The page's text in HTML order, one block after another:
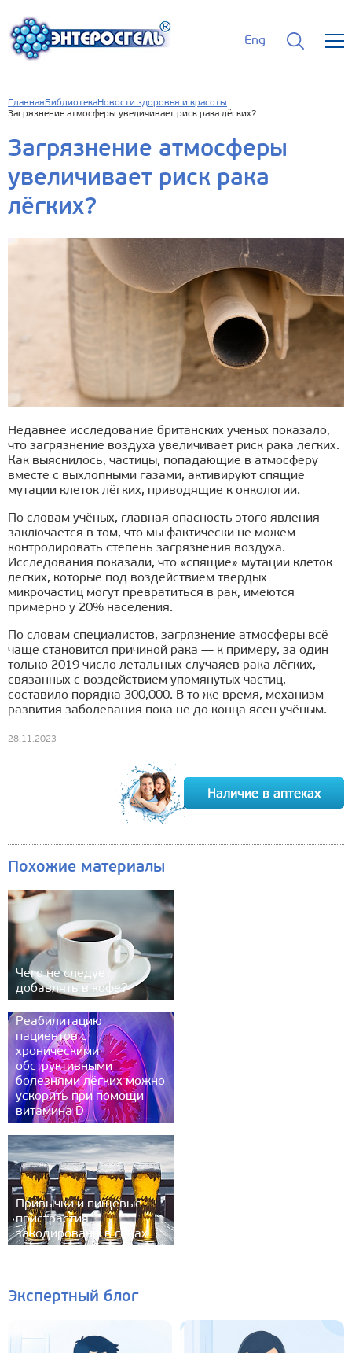
Eng
Главная БиблиотекаНовости здоровья и красоты
Загрязнение атмосферы увеличивает риск рака лёгких?
Загрязнение атмосферы
увеличивает риск рака
лёгких?
Недавнее исследование британских учёных показало,
что загрязнение воздуха увеличивает риск рака лёгких.
Как выяснилось, частицы, попадающие в атмосферу
вместе с выхлопными газами, активируют спящие
мутации клеток лёгких, приводящие к онкологии.
По словам учёных, главная опасность этого явления
заключается в том, что мы фактически не можем
контролировать степень загрязнения воздуха.
Исследования показали, что «спящие» мутации клеток
лёгких, которые под воздействием твёрдых
микрочастиц могут превратиться в рак, имеются
примерно у 20% населения.
По словам специалистов, загрязнение атмосферы всё
чаще становится причиной рака — к примеру, за один
только 2019 число летальных случаяев рака лёгких,
связанных с воздействием упомянутых частиц,
составило порядка 300,000. В то же время, механизм
развития заболевания пока не до конца ясен учёным.
28.11.2023
Похожие материалы
Чего не следует
добавлять в кофе?
Реабилитацию
пациентов с
хроническими
обструктивными
болезнями лёгких можно
ускорить при помощи
витамина D
Привычки и пищевые
пристрастия
закодированы в генах
Экспертный блог